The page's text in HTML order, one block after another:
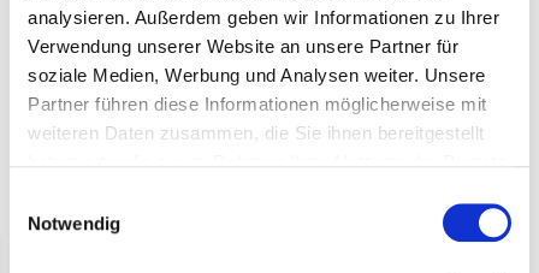
analysieren. Außerdem geben wir Informationen zu Ihrer
Verwendung unserer Website an unsere Partner für
soziale Medien, Werbung und Analysen weiter. Unsere
Partner führen diese Informationen möglicherweise mit
weiteren Daten zusammen, die Sie ihnen bereitgestellt
Notwendig
Quadratischer Korb aus Eisengestell, ca. 32 x 32 x 7 cm.
Profitieren Sie von einem attraktiven Rabatt beim Kauf einer
30er-Packung.